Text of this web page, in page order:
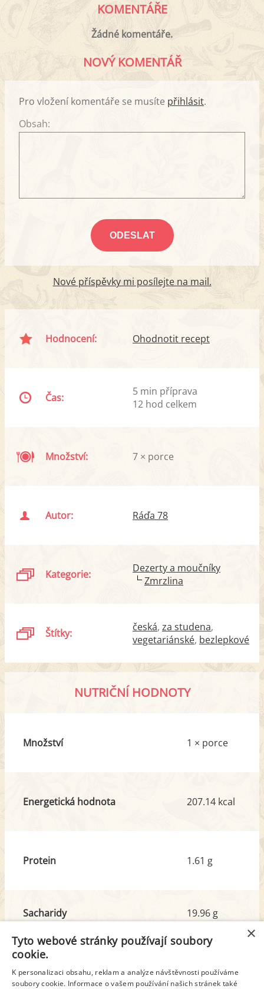
KOMENTÁŘE
Žádné komentáře.
NOVÝ KOMENTÁŘ
Pro vložení komentáře se musíte přihlásit.
Obsah:
Nové příspěvky mi posílejte na mail.
Hodnocení: Ohodnotit recept
Čas:
5 min příprava
12 hod celkem
Množství: 7 × porce
Autor: Ráďa 78
Kategorie:
Dezerty a moučníky
Zmrzlina
Štítky: česká za studena
vegetariánské bezlepkové
NUTRIČNÍ HODNOTY
Množství 1 × porce
Energetická hodnota 207.14 kcal
Protein 1.61 g
Sacharidy
z toho cukr
19.96 g
19.89 g
Tuk
z toho nas. mastné kyseliny
13.93 g
12.26 g
×
Tyto webové stránky používají soubory
cookie.
K personalizaci obsahu, reklam a analýze návštěvnosti používáme
soubory cookie. Informace o vašem používání našich stránek také